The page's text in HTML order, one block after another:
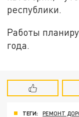
республики.
Работы
года.
ТЕГИ: РЕМОНТ